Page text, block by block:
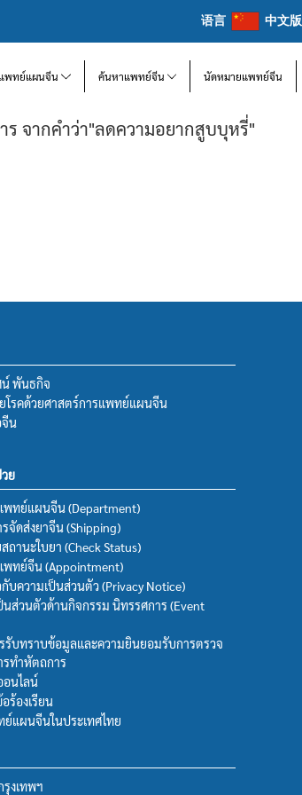
语言 中文版
แพทย์แผนจีน ค้นหาแพทย์จีน นัดหมายแพทย์จีน
ร จากคำว่า"ลดความอยากสูบบุหรี่"
พันธกิจ
โรคด้วยศาสตร์การแพทย์แผนจีน
จีน
ย
พทย์แผนจีน (Department)
จัดส่งยาจีน (Shipping)
ถานะใบยา (Check Status)
พทย์จีน (Appointment)
กับความเป็นส่วนตัว (Privacy Notice)
นส่วนตัวด้านกิจกรรม นิทรรศการ (Event
รับทราบข้อมูลและความยินยอมรับการตรวจ
ทำหัตถการ
อนไลน์
ร้องเรียน
ย์แผนจีนในประเทศไทย
งเทพฯ